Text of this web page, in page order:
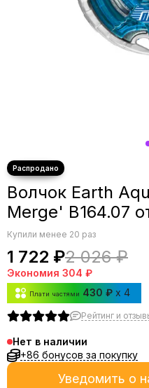
Волчок Earth
Merge' B164.07
Купили менее 20 раз
1 722 ₽2 026 ₽
Экономия 304 ₽
Плати частями 430 ₽ x 4
Рейтинг и
Нет в наличии
+86 бонусов за покупку
Уведомить о